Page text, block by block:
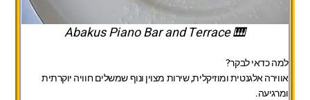
🎹 Abakus Piano Bar and Terrace
למה כדאי לבקר?
אווירה אלגנטית ומוזיקלית, שירות מצוין ונוף שמשלים חוויה יוקרתית
ומרגיעה.